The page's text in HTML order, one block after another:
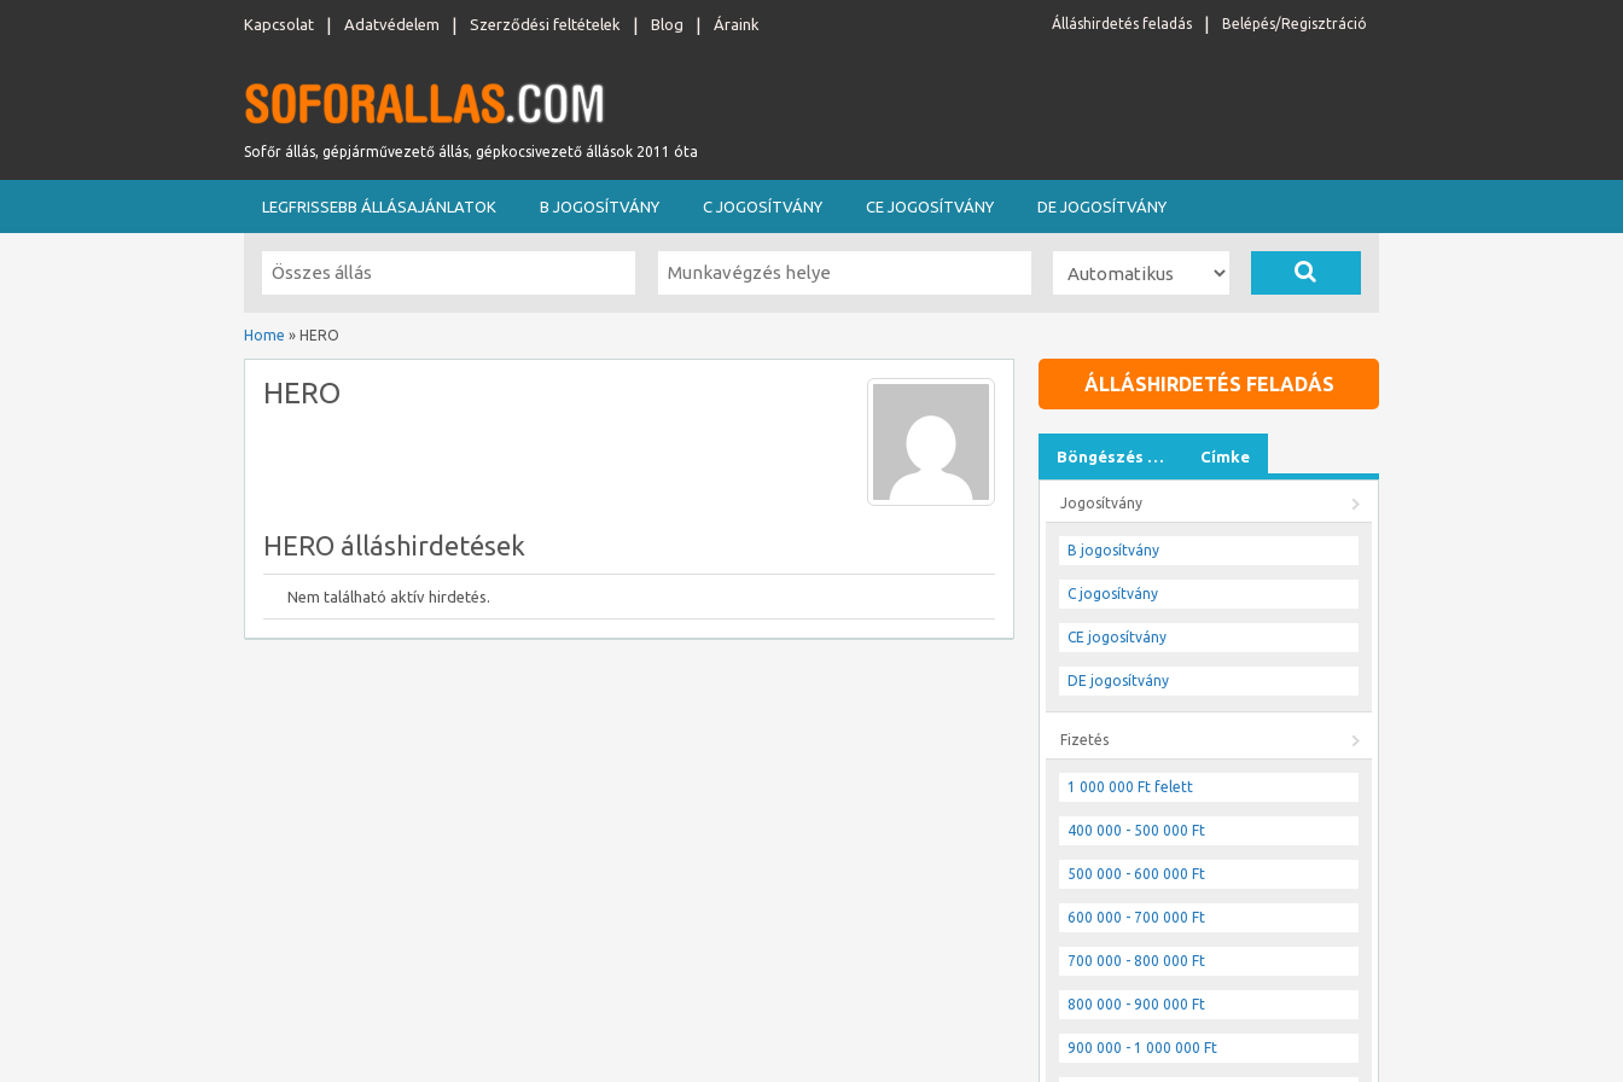
Kapcsolat Adatvédelem Szerződési feltételek Blog Áraink Belépés/Regisztráció
Álláshirdetés feladás
Sofőr állás, gépjárművezető állás, gépkocsivezető állások 2011 óta
LEGFRISSEBB ÁLLÁSAJÁNLATOK B JOGOSÍTVÁNY C JOGOSÍTVÁNY CE JOGOSÍTVÁNY DE JOGOSÍTVÁNY
Home » HERO
HERO
HERO álláshirdetések
Nem található aktív hirdetés.
ÁLLÁSHIRDETÉS FELADÁS
Böngészés … Címke
Jogosítvány
B jogosítvány
C jogosítvány
CE jogosítvány
DE jogosítvány
Fizetés
1 000 000 Ft felett
400 000 - 500 000 Ft
500 000 - 600 000 Ft
600 000 - 700 000 Ft
700 000 - 800 000 Ft
800 000 - 900 000 Ft
900 000 - 1 000 000 Ft